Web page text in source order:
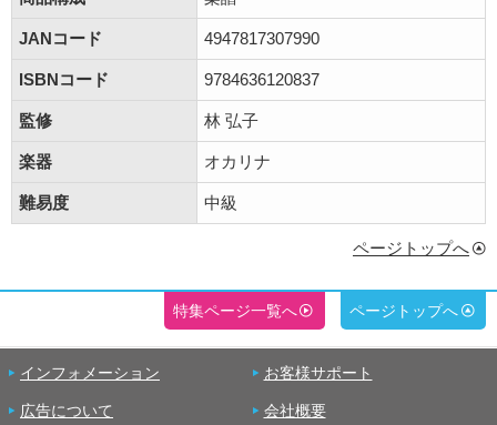
JANコード 4947817307990
ISBNコード 9784636120837
監修 林 弘子
楽器 オカリナ
難易度 中級
ページトップへ
特集ページ一覧へ ページトップへ
インフォメーション お客様サポート
広告について 会社概要